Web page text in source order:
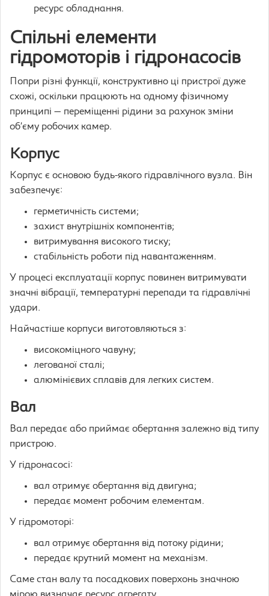
ресурс обладнання.
Спільні елементи
гідромоторів і гідронасосів
Попри різні функції, конструктивно ці пристрої дуже
схожі, оскільки працюють на одному фізичному
принципі — переміщенні рідини за рахунок зміни
об’єму робочих камер.
Корпус
Корпус є основою будь-якого гідравлічного вузла. Він
забезпечує:
герметичність системи;
захист внутрішніх компонентів;
витримування високого тиску;
стабільність роботи під навантаженням.
У процесі експлуатації корпус повинен витримувати
значні вібрації, температурні перепади та гідравлічні
удари.
Найчастіше корпуси виготовляються з:
високоміцного чавуну;
легованої сталі;
алюмінієвих сплавів для легких систем.
Вал
Вал передає або приймає обертання залежно від типу
пристрою.
У гідронасосі:
вал отримує обертання від двигуна;
передає момент робочим елементам.
У гідромоторі:
вал отримує обертання від потоку рідини;
передає крутний момент на механізм.
Саме стан валу та посадкових поверхонь значною